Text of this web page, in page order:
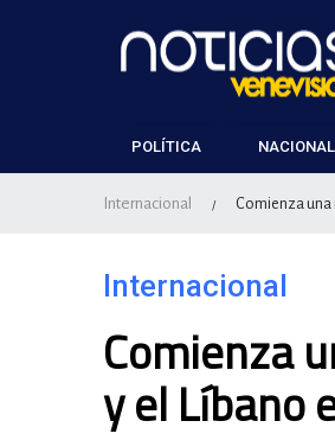
POLÍTICA NACIONAL
Internacional / Comienza una
Internacional
Comienza
y el Líbano